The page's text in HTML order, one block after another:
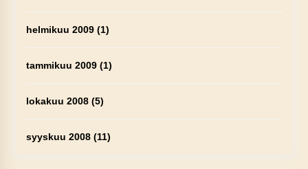
helmikuu 2009(1)
tammikuu 2009(1)
lokakuu 2008(5)
syyskuu 2008(11)